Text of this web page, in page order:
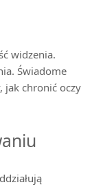
widzenia.
Świadome
jak chronić oczy